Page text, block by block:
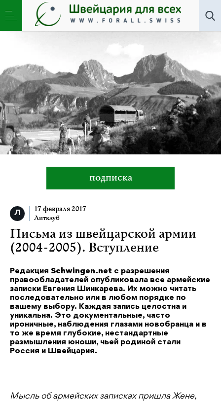
Литклуб »
Письма из швейцарской армии (2004-
2005). Вступление
подписка
17 февраля 2017
Литклуб
Письма из швейцарской армии
(2004-2005). Вступление
Редакция Schwingen.net с разрешения
правообладателей опубликовала все армейские
записки Евгения Шинкарева. Их можно читать
последовательно или в любом порядке по
вашему выбору. Каждая запись целостна и
уникальна. Это документальные, часто
ироничные, наблюдения глазами новобранца и в
то же время глубокие, нестандартные
размышления юноши, чьей родиной стали
Россия и Швейцария.
Мысль об армейских записках пришла Жене,